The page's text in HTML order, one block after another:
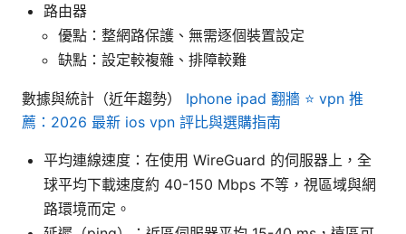
路由器
優點：整網路保護、無需逐個裝置設定
缺點：設定較複雜、排障較難
數據與統計（近年趨勢） Iphone ipad 翻牆 ⭐ vpn 推
薦：2026 最新 ios vpn 評比與選購指南
平均連線速度：在使用 WireGuard 的伺服器上，全
球平均下載速度約 40-150 Mbps 不等，視區域與網
路環境而定。